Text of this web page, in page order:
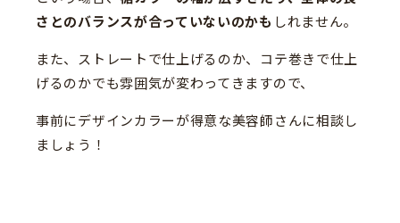
さとのバランスが合っていないのかも しれません。
また、ストレートで仕上げるのか、コテ巻きで仕上
げるのかでも雰囲気が変わってきますので、
事前にデザインカラーが得意な美容師さんに相談し
ましょう！